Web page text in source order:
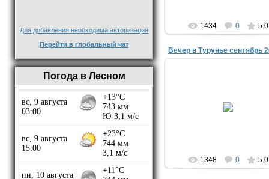
Для добавления необходима авторизация
Перейти в глобальный чат
Погода в Лесном
1434 0 5.0
Вечер в Турунье сентябрь
1348 0 5.0